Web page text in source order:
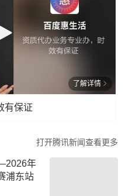
了解详情
有保证
打开腾讯新闻查看更多
年
浦东站